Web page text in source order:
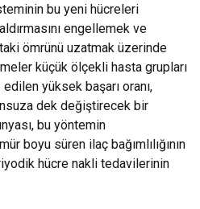
bu yeni hücreleri
engellemek ve
ömrünü uzatmak üzerinde
küçük ölçekli hasta grupları
yüksek başarı oranı,
dek değiştirecek bir
bu yöntemin
boyu süren ilaç bağımlılığının
hücre nakli tedavilerinin